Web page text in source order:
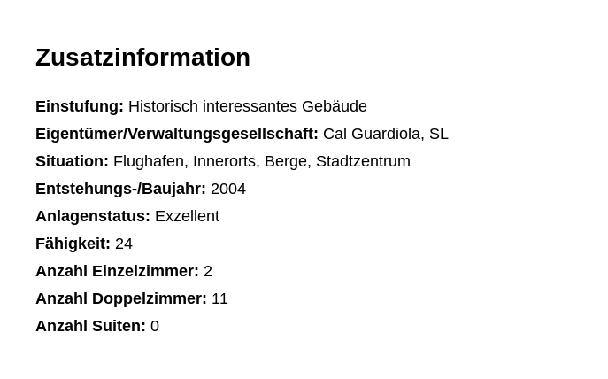
Zusatzinformation
Einstufung: Historisch interessantes Gebäude
Eigentümer/Verwaltungsgesellschaft: Cal Guardiola, SL
Situation: Flughafen, Innerorts, Berge, Stadtzentrum
Entstehungs-/Baujahr: 2004
Anlagenstatus: Exzellent
Fähigkeit: 24
Anzahl Einzelzimmer: 2
Anzahl Doppelzimmer: 11
Anzahl Suiten: 0